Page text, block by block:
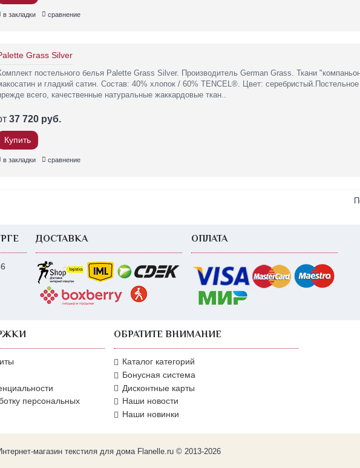
в закладки сравнение
Grass Silver
постельного белья Palette Grass Silver. Производитель German Grass. Ткани
и гладкий сатин. Состав: 40% хлопок / 60% TENCEL®. Цвет:
всего, качественные натуральные жаккардовые ткан..
37 720 руб.
Купить
в закладки сравнение
ДОСТАВКА ОПЛАТА
персональных
ОБРАТИТЕ ВНИМАНИЕ
Каталог категорий
Бонусная система
Дисконтные карты
Наши новости
Наши новинки
магазин текстиля для дома Flanelle.ru © 2013-2026